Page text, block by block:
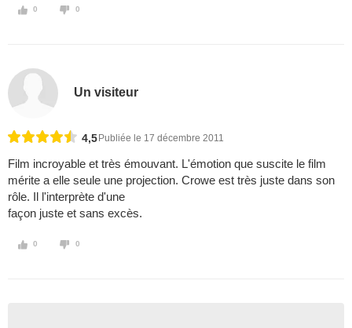
0 0
Un visiteur
4,5 Publiée le 17 décembre 2011
Film incroyable et très émouvant. L'émotion que suscite le film
mérite a elle seule une projection. Crowe est très juste dans son
rôle. Il l'interprète d'une
façon juste et sans excès.
0 0